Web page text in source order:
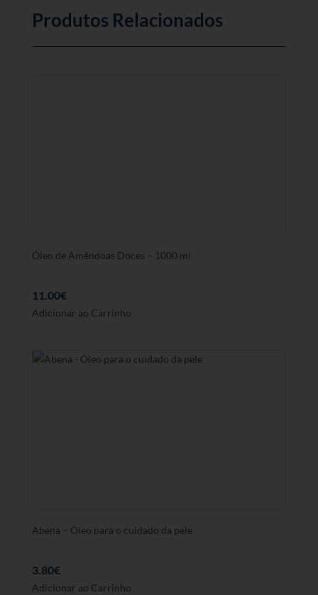
Produtos Relacionados
Óleo de Amêndoas Doces – 1000 ml
11.00€
Adicionar ao Carrinho
Abena – Óleo para o cuidado da pele
3.80€
Adicionar ao Carrinho